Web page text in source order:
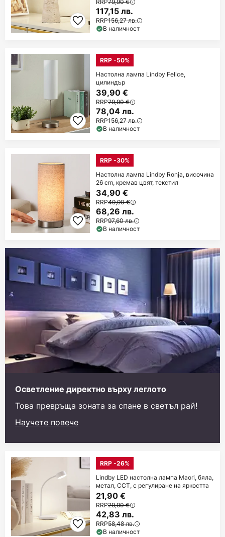
RRP79,90 €
117,15 лв.
RRP156,27 лв.
В наличност
RRP -50%
Настолна лампа Lindby Felice,
цилиндър
39,90 €
RRP79,90 €
78,04 лв.
RRP156,27 лв.
В наличност
RRP -30%
Настолна лампа Lindby Ronja, височина
26 cm, кремав цвят, текстил
34,90 €
RRP49,90 €
68,26 лв.
RRP97,60 лв.
В наличност
Осветление директно върху леглото
Това превръща зоната за спане в светъл рай!
Научете повече
RRP -26%
Lindby LED настолна лампа Maori, бяла,
метал, CCT, с регулиране на яркостта
21,90 €
RRP29,90 €
42,83 лв.
RRP58,48 лв.
В наличност